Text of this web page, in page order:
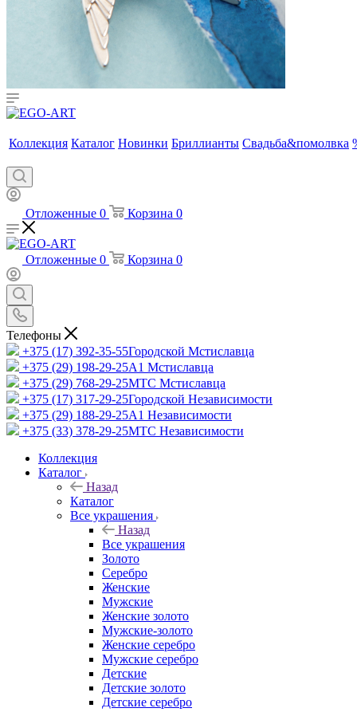
Коллекция Каталог Новинки Бриллианты Свадьба&помолвка
Отложенные 0 Корзина 0
Отложенные 0 Корзина 0
Телефоны
+375 (17) 392-35-55Городской Мстиславца
+375 (29) 198-29-25A1 Мстиславца
+375 (29) 768-29-25МТС Мстиславца
+375 (17) 317-29-25Городской Независимости
+375 (29) 188-29-25A1 Независимости
+375 (33) 378-29-25МТС Независимости
Коллекция
Каталог
Назад
Каталог
Все украшения
Назад
Все украшения
Золото
Серебро
Женские
Мужские
Женские золото
Мужские-золото
Женские серебро
Мужские серебро
Детские
Детские золото
Детские серебро